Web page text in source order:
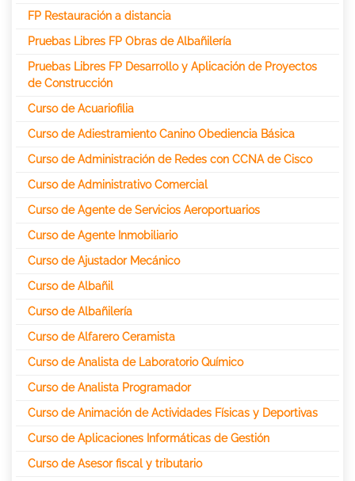
FP Restauración a distancia
Pruebas Libres FP Obras de Albañilería
Pruebas Libres FP Desarrollo y Aplicación de Proyectos
de Construcción
Curso de Acuariofilia
Curso de Adiestramiento Canino Obediencia Básica
Curso de Administración de Redes con CCNA de Cisco
Curso de Administrativo Comercial
Curso de Agente de Servicios Aeroportuarios
Curso de Agente Inmobiliario
Curso de Ajustador Mecánico
Curso de Albañil
Curso de Albañilería
Curso de Alfarero Ceramista
Curso de Analista de Laboratorio Químico
Curso de Analista Programador
Curso de Animación de Actividades Físicas y Deportivas
Curso de Aplicaciones Informáticas de Gestión
Curso de Asesor fiscal y tributario